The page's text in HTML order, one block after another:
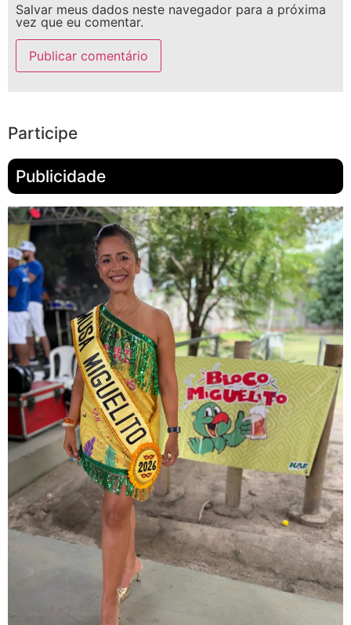
Salvar meus dados neste navegador para a próxima
vez que eu comentar.
Participe
Publicidade